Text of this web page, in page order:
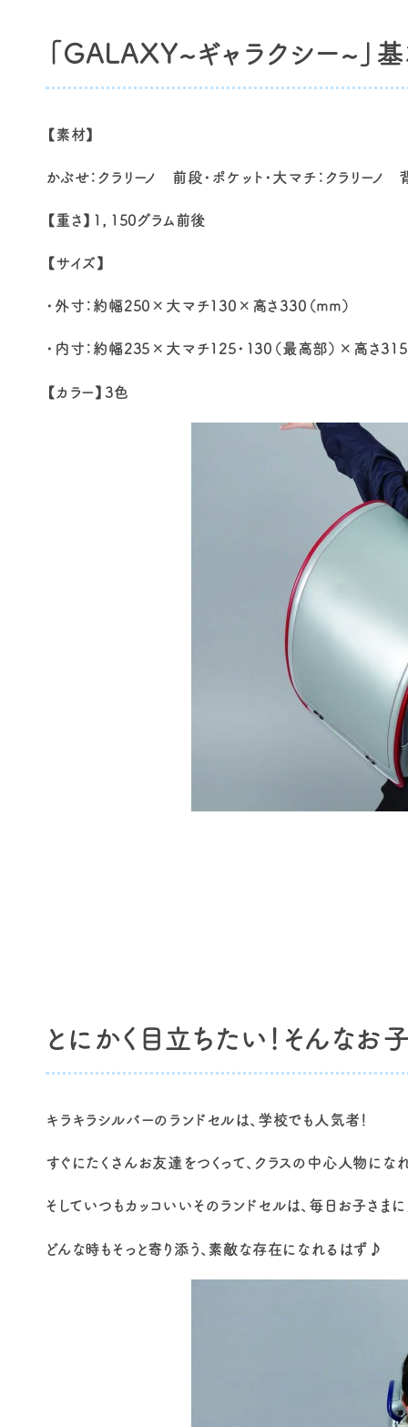
「GALAXY~ギャラクシー~」
【素材】
かぶせ：クラリーノ 前段・ポケット・大マチ：クラリーノ
【重さ】1，150グラム前後
【サイズ】
・外寸：約幅250×大マチ130×高さ330（mm）
・内寸：約幅235×大マチ125・130（最高部）×高さ315
【カラー】3色
とにかく目立ちたい！そんなお
キラキラシルバーのランドセルは、学校でも人気者！
すぐにたくさんお友達をつくって、クラスの中心人物にな
そしていつもカッコいいそのランドセルは、毎日お子さま
どんな時もそっと寄り添う、素敵な存在になれるはず♪